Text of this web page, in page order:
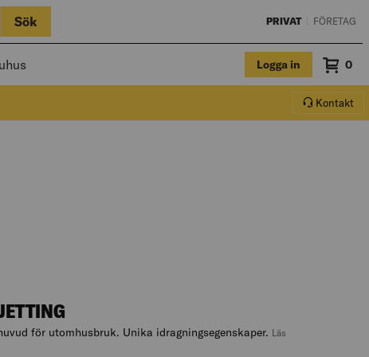
Sök PRIVAT FÖRETAG
Logga in 0
Kontakt
för utomhusbruk. Unika idragningsegenskaper. Läs